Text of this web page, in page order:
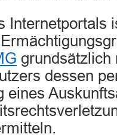
Internetportals
grundsätzlich
dessen
eines